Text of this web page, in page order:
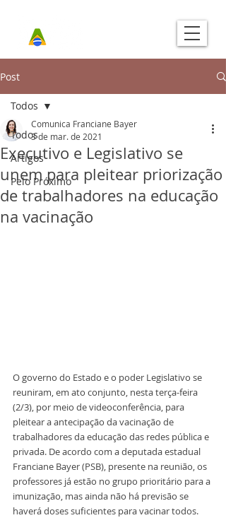
Post
Todos
Artigos
Pelo Próximo
Todos
Executivo e Legislativo se
unem para pleitear priorização
de trabalhadores na educação
na vacinação
Comunica Franciane Bayer
3 de mar. de 2021
O governo do Estado e o poder Legislativo se
reuniram, em ato conjunto, nesta terça-feira
(2/3), por meio de videoconferência, para
pleitear a antecipação da vacinação de
trabalhadores da educação das redes pública e
privada. De acordo com a deputada estadual
Franciane Bayer (PSB), presente na reunião, os
professores já estão no grupo prioritário para a
imunização, mas ainda não há previsão se
haverá doses suficientes para vacinar todos.